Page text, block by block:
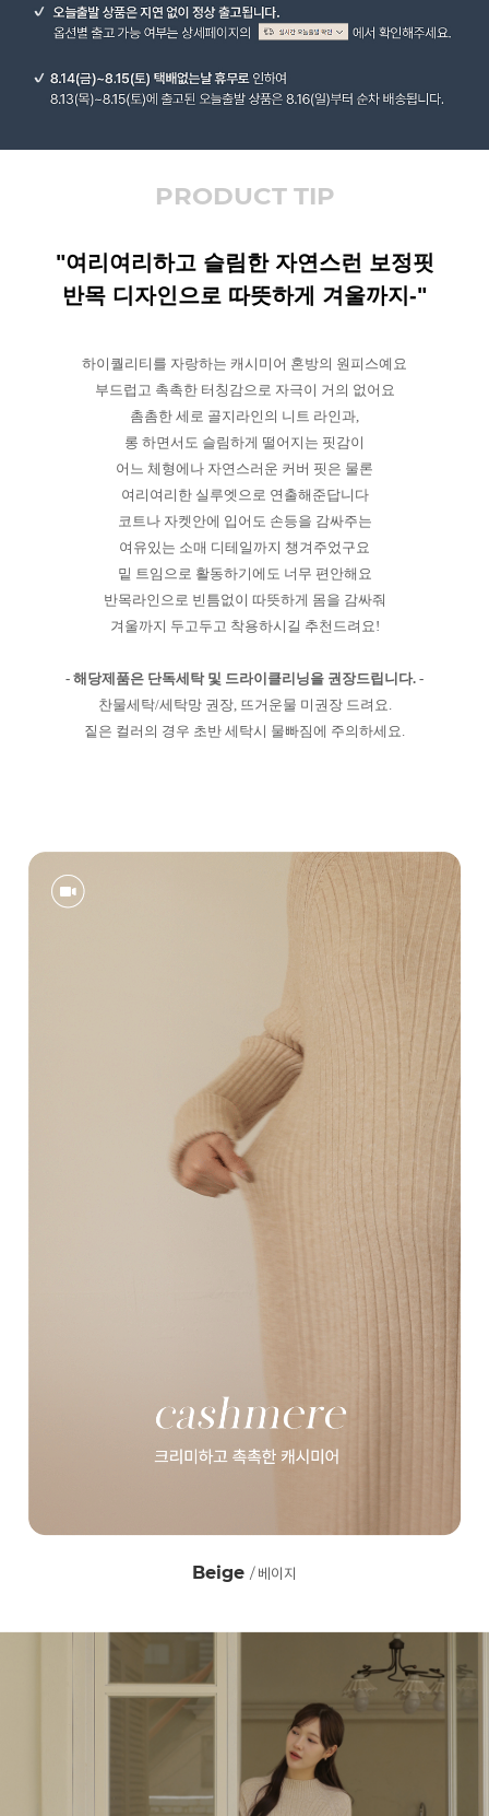
PRODUCT TIP
"여리여리하고 슬림한 자연스런 보정핏
반목 디자인으로 따뜻하게 겨울까지-"
하이퀄리티를 자랑하는 캐시미어 혼방의 원피스예요
부드럽고 촉촉한 터칭감으로 자극이 거의 없어요
촘촘한 세로 골지라인의 니트 라인과,
롱 하면서도 슬림하게 떨어지는 핏감이
어느 체형에나 자연스러운 커버 핏은 물론
여리여리한 실루엣으로 연출해준답니다
코트나 자켓안에 입어도 손등을 감싸주는
여유있는 소매 디테일까지 챙겨주었구요
밑 트임으로 활동하기에도 너무 편안해요
반목라인으로 빈틈없이 따뜻하게 몸을 감싸줘
겨울까지 두고두고 착용하시길 추천드려요!
- 해당제품은 단독세탁 및 드라이클리닝을 권장드립니다. -
찬물세탁/세탁망 권장, 뜨거운물 미권장 드려요.
짙은 컬러의 경우 초반 세탁시 물빠짐에 주의하세요.
Beige / 베이지